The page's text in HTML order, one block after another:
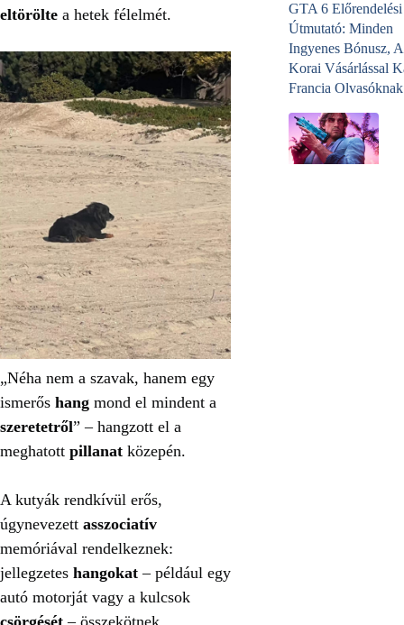
eltörölte a hetek félelmét.
„Néha nem a szavak, hanem egy
ismerős hang mond el mindent a
szeretetről” – hangzott el a
meghatott pillanat közepén.
A kutyák rendkívül erős,
úgynevezett asszociatív
memóriával rendelkeznek:
jellegzetes hangokat – például egy
autó motorját vagy a kulcsok
GTA 6 Előrendelési
Útmutató: Minden
Ingyenes Bónusz,
Korai Vásárlással
Francia Olvasóknak